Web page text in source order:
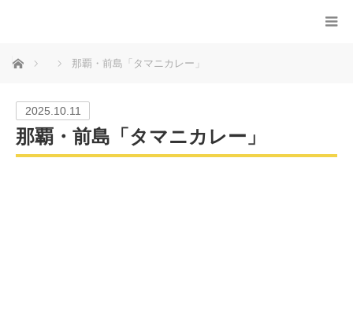
ホーム 那覇・前島「タマニカレー」
2025.10.11
那覇・前島「タマニカレー」